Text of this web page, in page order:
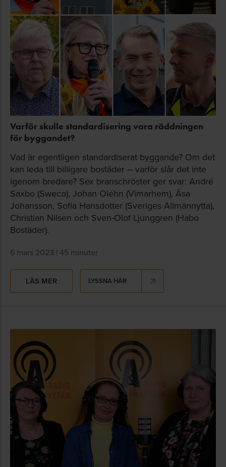
Varför skulle standardisering vara räddningen
för byggandet?
Vad är egentligen standardiserat byggande? Om det
kan leda till billigare bostäder – varför slår det inte
igenom bredare? Sex branschröster ger svar: André
Saxbo (Sweco), Johan Oléhn (Vimarhem), Åsa
Johansson, Sofia Hansdotter (Sveriges Allmännytta),
Christian Nilsen och Sven-Olof Ljunggren (Habo
Bostäder).
6 mars 2023 | 45 minuter
LÄS MER LYSSNA HÄR